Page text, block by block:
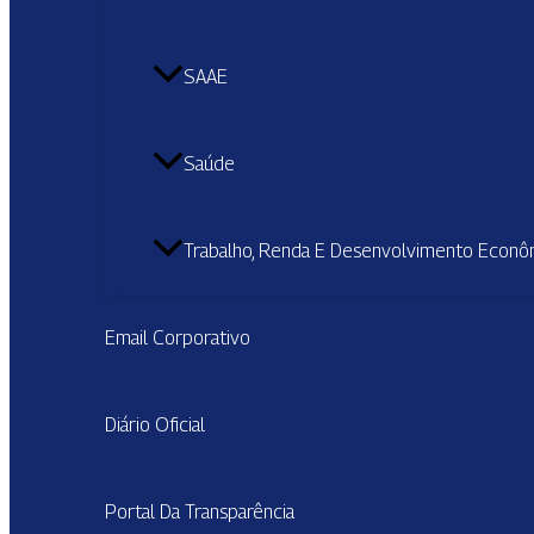
SAAE
Saúde
Trabalho, Renda E Desenvolvimento
Email Corporativo
Diário Oficial
Portal Da Transparência